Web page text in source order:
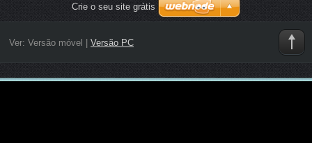
Crie o seu site grátis
Ver: Versão móvel Versão PC